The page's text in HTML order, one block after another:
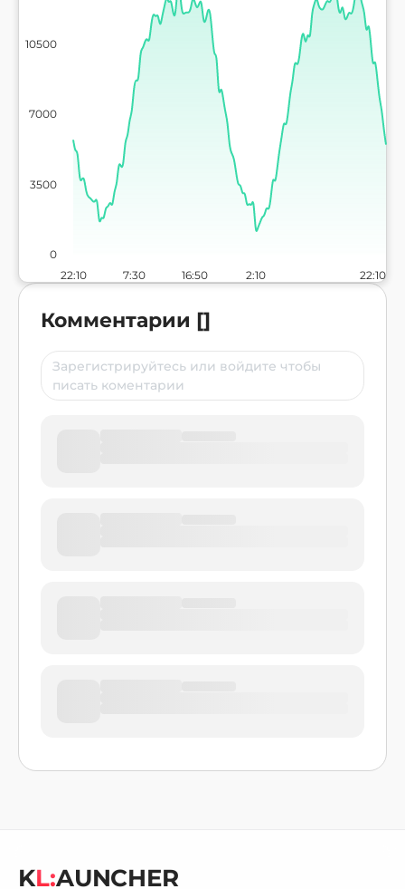
22:10 7:30 16:50 2:10 22:10
0
3500
7000
10500
Комментарии []
KL:AUNCHER